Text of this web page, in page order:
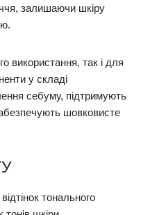
залишаючи шкіру
використання, так і для
у складі
себуму, підтримують
шовковисте
тонального